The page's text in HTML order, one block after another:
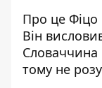
Про це Фіцо
Він
Словаччина
тому не